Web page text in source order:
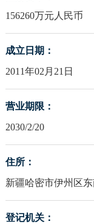
156260万元人民币
成立日期：
2011年02月21日
营业期限：
2030/2/20
住所：
新疆哈密市伊州区
登记机关：